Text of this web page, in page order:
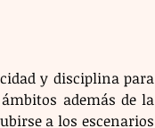
y disciplina para
además de la
a los escenarios